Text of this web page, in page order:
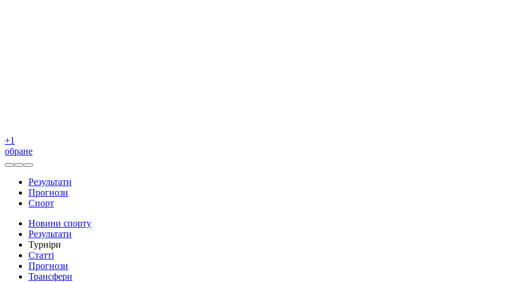
+1
обране
Результати
Прогнози
Спорт
Новини спорту
Результати
Турніри
Статті
Прогнози
Трансфери